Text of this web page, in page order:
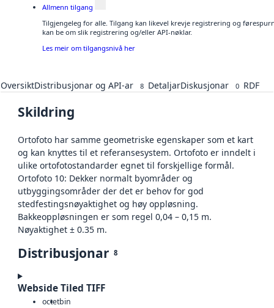
Allmenn tilgang
Tilgjengeleg for alle. Tilgang kan likevel krevje registrering og
kan be om slik registrering og/eller API-nøklar.
Les meir om tilgangsnivå her
OversiktDistribusjonar og API-ar 8 DetaljarDiskusjonar 0 RDF
Skildring
Ortofoto har samme geometriske egenskaper som et kart
og kan knyttes til et referansesystem. Ortofoto er inndelt i
ulike ortofotostandarder egnet til forskjellige formål.
Ortofoto 10: Dekker normalt byområder og
utbyggingsområder der det er behov for god
stedfestingsnøyaktighet og høy oppløsning.
Bakkeoppløsningen er som regel 0,04 – 0,15 m.
Nøyaktighet ± 0.35 m.
Distribusjonar 8
Webside Tiled TIFF
octetbin